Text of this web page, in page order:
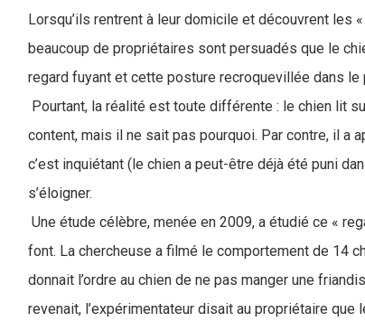
Lorsqu’ils rentrent à leur domicile et découvrent les
beaucoup de propriétaires sont persuadés que le
regard fuyant et cette posture recroquevillée dans le
Pourtant, la réalité est toute différente : le chien lit
content, mais il ne sait pas pourquoi. Par contre, il a
c’est inquiétant (le chien a peut-être déjà été puni
s’éloigner.
Une étude célèbre, menée en 2009, a étudié ce «
font. La chercheuse a filmé le comportement de 14
donnait l’ordre au chien de ne pas manger une
revenait, l’expérimentateur disait au propriétaire que